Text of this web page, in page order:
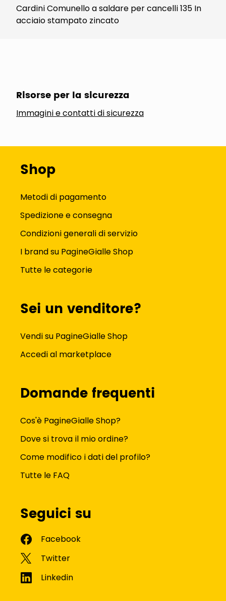
Cardini Comunello a saldare per cancelli 135 In
acciaio stampato zincato
Risorse per la sicurezza
Immagini e contatti di sicurezza
Shop
Metodi di pagamento
Spedizione e consegna
Condizioni generali di servizio
I brand su PagineGialle Shop
Tutte le categorie
Sei un venditore?
Vendi su PagineGialle Shop
Accedi al marketplace
Domande frequenti
Cos'è PagineGialle Shop?
Dove si trova il mio ordine?
Come modifico i dati del profilo?
Tutte le FAQ
Seguici su